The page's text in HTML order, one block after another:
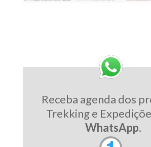
Receba agenda dos
Trekking e
WhatsApp.